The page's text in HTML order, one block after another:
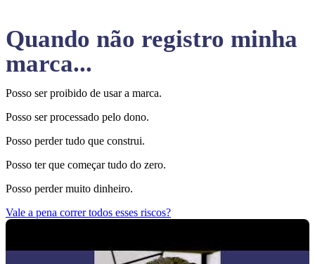
Quando não registro minha
marca...
Posso ser proibido de usar a marca.
Posso ser processado pelo dono.
Posso perder tudo que construi.
Posso ter que começar tudo do zero.
Posso perder muito dinheiro.
Vale a pena correr todos esses riscos?